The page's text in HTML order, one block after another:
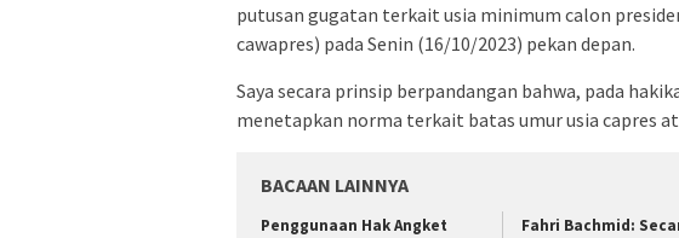
putusan gugatan terkait usia minimum calon
cawapres) pada Senin (16/10/2023) pekan depan.
Saya secara prinsip berpandangan bahwa, pada
menetapkan norma terkait batas umur usia capres
BACAAN LAINNYA
Penggunaan Hak Angket
Fahri Bachmid: